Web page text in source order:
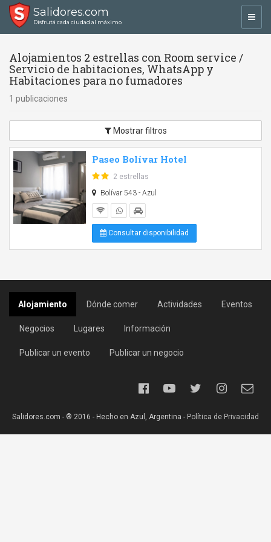
Salidores.com
Disfrutá cada ciudad al máximo
Alojamientos 2 estrellas con Room service /
Servicio de habitaciones, WhatsApp y
Habitaciones para no fumadores
1 publicaciones
Mostrar filtros
Paseo Bolívar Hotel
2 estrellas
Bolívar 543 - Azul
Consultar disponibilidad
Alojamiento Dónde comer Actividades Eventos
Negocios Lugares Información
Publicar un evento Publicar un negocio
Salidores.com - ® 2016 - Hecho en Azul, Argentina - Política de Privacidad